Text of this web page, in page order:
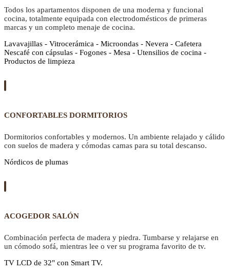
Todos los apartamentos disponen de una moderna y funcional
cocina, totalmente equipada con electrodomésticos de primeras
marcas y un completo menaje de cocina.
Lavavajillas - Vitrocerámica - Microondas - Nevera - Cafetera
Nescafé con cápsulas - Fogones - Mesa - Utensilios de cocina -
Productos de limpieza
CONFORTABLES DORMITORIOS
Dormitorios confortables y modernos. Un ambiente relajado y cálido
con suelos de madera y cómodas camas para su total descanso.
Nórdicos de plumas
ACOGEDOR SALÓN
Combinación perfecta de madera y piedra. Tumbarse y relajarse en
un cómodo sofá, mientras lee o ver su programa favorito de tv.
TV LCD de 32" con Smart TV.